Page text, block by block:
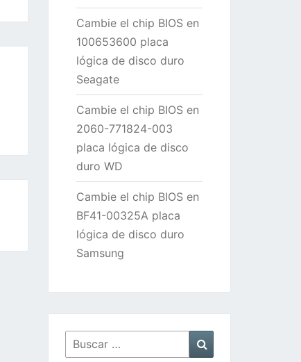
Cambie el chip BIOS en
100653600 placa
lógica de disco duro
Seagate
Cambie el chip BIOS en
2060-771824-003
placa lógica de disco
duro WD
Cambie el chip BIOS en
BF41-00325A placa
lógica de disco duro
Samsung
Buscar
por: